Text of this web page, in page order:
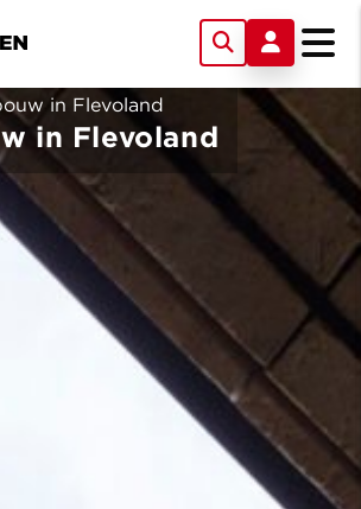
in Flevoland
in Flevoland